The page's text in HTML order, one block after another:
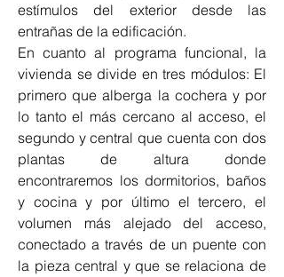
estímulos del exterior desde las
entrañas de la edificación.
En cuanto al programa funcional, la
vivienda se divide en tres módulos: El
primero que alberga la cochera y por
lo tanto el más cercano al acceso, el
segundo y central que cuenta con dos
plantas de altura donde
encontraremos los dormitorios, baños
y cocina y por último el tercero, el
volumen más alejado del acceso,
conectado a través de un puente con
la pieza central y que se relaciona de